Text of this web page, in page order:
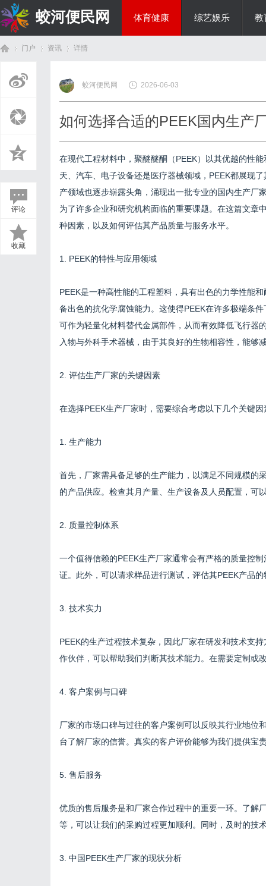
蛟河便民网 体育健康 综艺娱乐 教
门户 资讯
›
详情
评论
收藏
蛟河便民网 2026-06-03
如何选择合适的PEEK国内生产
在现代工程材料中，聚醚醚酮（PEEK）以其优越的性
天、汽车、电子设备还是医疗器械领域，PEEK都展现
产领域也逐步崭露头角，涌现出一批专业的国内生产厂
为了许多企业和研究机构面临的重要课题。在这篇文章
种因素，以及如何评估其产品质量与服务水平。
1. PEEK的特性与应用领域
PEEK是一种高性能的工程塑料，具有出色的力学性能
备出色的抗化学腐蚀能力。这使得PEEK在许多极端条
可作为轻量化材料替代金属部件，从而有效降低飞行器
入物与外科手术器械，由于其良好的生物相容性，能够
2. 评估生产厂家的关键因素
在选择PEEK生产厂家时，需要综合考虑以下几个关键因
1. 生产能力
首先，厂家需具备足够的生产能力，以满足不同规模的
的产品供应。检查其月产量、生产设备及人员配置，可
2. 质量控制体系
一个值得信赖的PEEK生产厂家通常会有严格的质量控
证。此外，可以请求样品进行测试，评估其PEEK产品
3. 技术实力
PEEK的生产过程技术复杂，因此厂家在研发和技术支
作伙伴，可以帮助我们判断其技术能力。在需要定制或
4. 客户案例与口碑
厂家的市场口碑与过往的客户案例可以反映其行业地位
台了解厂家的信誉。真实的客户评价能够为我们提供宝
5. 售后服务
优质的售后服务是和厂家合作过程中的重要一环。了解
等，可以让我们的采购过程更加顺利。同时，及时的技
3. 中国PEEK生产厂家的现状分析